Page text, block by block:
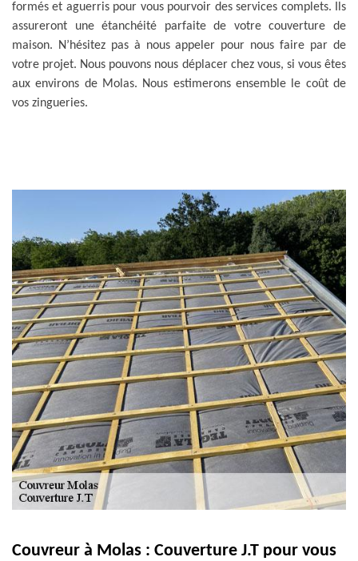
formés et aguerris pour vous pourvoir des services complets. Ils
assureront une étanchéité parfaite de votre couverture de
maison. N’hésitez pas à nous appeler pour nous faire par de
votre projet. Nous pouvons nous déplacer chez vous, si vous êtes
aux environs de Molas. Nous estimerons ensemble le coût de
vos zingueries.
Couvreur à Molas : Couverture J.T pour vous